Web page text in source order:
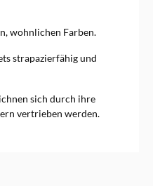
wohnlichen Farben.
strapazierfähig und
sich durch ihre
vertrieben werden.